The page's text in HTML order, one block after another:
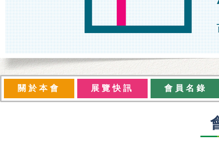
關於本會 展覽快訊 會員名錄